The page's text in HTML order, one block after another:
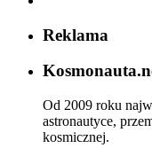
Reklama
Od 2009 roku
astronautyce,
kosmicznej.